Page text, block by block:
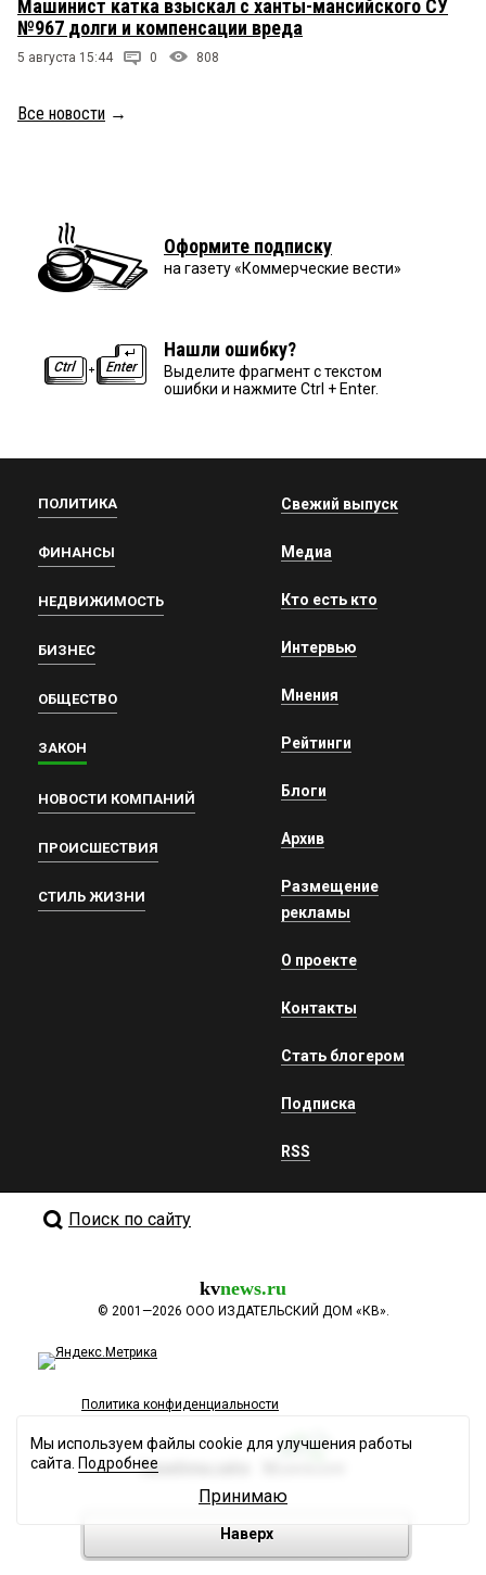
Машинист катка взыскал с ханты-мансийского СУ
№967 долги и компенсации вреда
5 августа 15:44 0 808
Все новости →
Оформите подписку
на газету «Коммерческие вести»
Нашли ошибку?
Выделите фрагмент с текстом
ошибки и нажмите Ctrl + Enter.
ПОЛИТИКА
ФИНАНСЫ
НЕДВИЖИМОСТЬ
БИЗНЕС
ОБЩЕСТВО
ЗАКОН
НОВОСТИ КОМПАНИЙ
ПРОИСШЕСТВИЯ
СТИЛЬ ЖИЗНИ
Свежий выпуск
Медиа
Кто есть кто
Интервью
Мнения
Рейтинги
Блоги
Архив
Размещение
рекламы
О проекте
Контакты
Стать блогером
Подписка
RSS
Поиск по сайту
kvnews.ru
© 2001—2026 ООО ИЗДАТЕЛЬСКИЙ ДОМ «КВ».
Политика конфиденциальности
Разработка сайта
Наверх
Мы используем файлы cookie для улучшения работы
сайта. Подробнее
Принимаю